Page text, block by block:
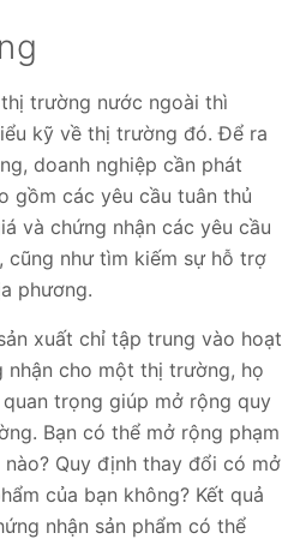
trường nước ngoài thì
kỹ về thị trường đó. Để ra
doanh nghiệp cần phát
gồm các yêu cầu tuân thủ
và chứng nhận các yêu cầu
cũng như tìm kiếm sự hỗ trợ
phương.
xuất chỉ tập trung vào hoạt
nhận cho một thị trường, họ
trọng giúp mở rộng quy
Bạn có thể mở rộng phạm
Quy định thay đổi có mở
của bạn không? Kết quả
nhận sản phẩm có thể